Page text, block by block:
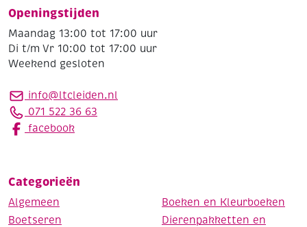
Openingstijden
Maandag 13:00 tot 17:00 uur
Di t/m Vr 10:00 tot 17:00 uur
Weekend gesloten
info@ltcleiden.nl
071 522 36 63
facebook
Categorieën
Algemeen
Boeken en Kleurboeken
Boetseren
Dierenpakketten en